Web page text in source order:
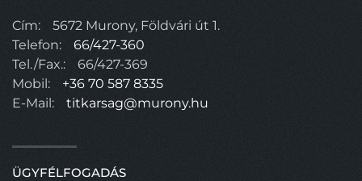
Cím:
5672 Murony, Földvári út 1.
Telefon:
66/427-360
Tel./Fax.:
66/427-369
Mobil:
+36 70 587 8335
E-Mail:
titkarsag@murony.hu
ÜGYFÉLFOGADÁS